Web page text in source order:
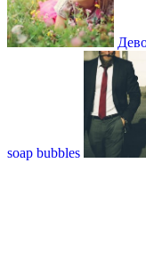
soap bubbles